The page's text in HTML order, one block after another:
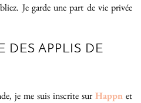
Je garde une part de vie privée
DES APPLIS DE
je me suis inscrite sur Happn et